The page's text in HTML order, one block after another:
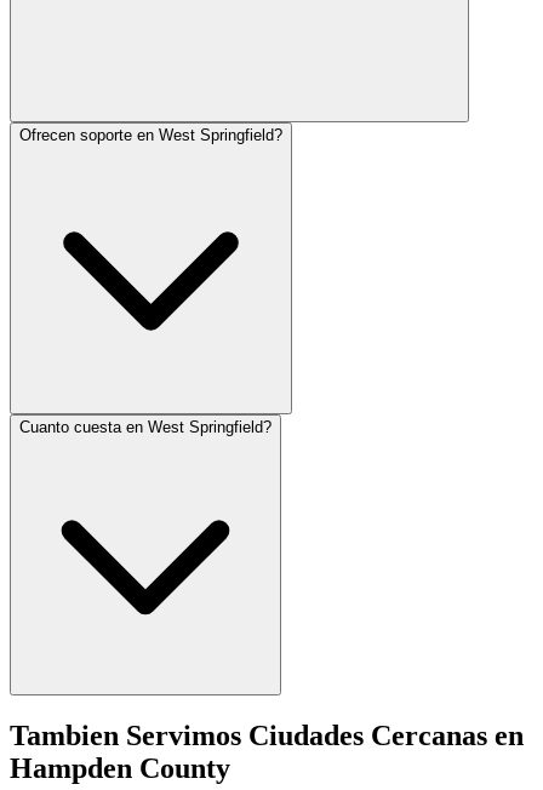
Ofrecen soporte en West Springfield?
Cuanto cuesta en West Springfield?
Tambien Servimos Ciudades Cercanas en
Hampden County